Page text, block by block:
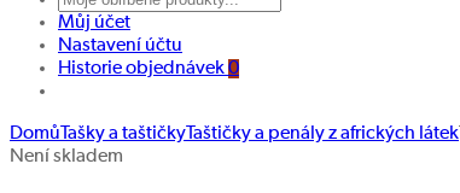
Můj účet
Nastavení účtu
Historie objednávek0
Domů Tašky a taštičky Taštičky a penály z afrických látek
Navigace
Taštička
Taštička
Není skladem